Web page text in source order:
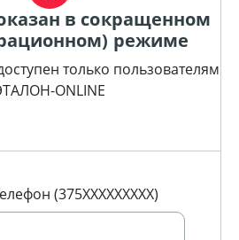
в сокращенном
режиме
только пользователям
ONLINE
(375XXXXXXXXX)